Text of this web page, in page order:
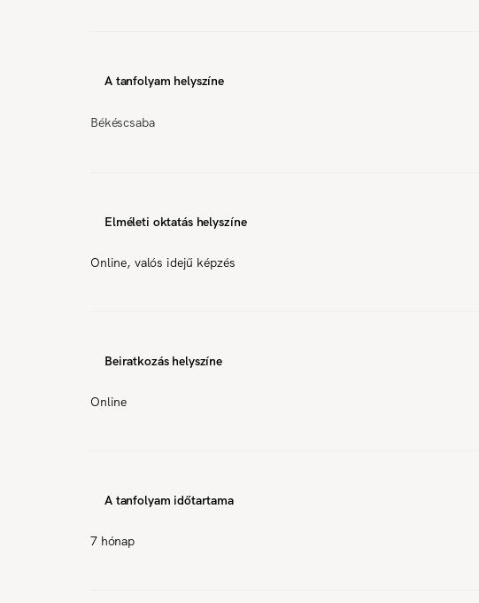
A tanfolyam helyszíne
Békéscsaba
Elméleti oktatás helyszíne
Online, valós idejű képzés
Beiratkozás helyszíne
Online
A tanfolyam időtartama
7 hónap